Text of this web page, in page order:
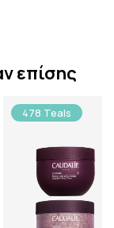
επίσης
478 Teals